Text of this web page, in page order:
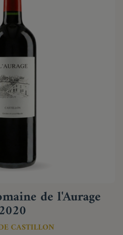
de l'Aurage
CASTILLON